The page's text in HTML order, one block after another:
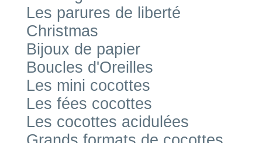
Les parures de liberté
Christmas
Bijoux de papier
Boucles d'Oreilles
Les mini cocottes
Les fées cocottes
Les cocottes acidulées